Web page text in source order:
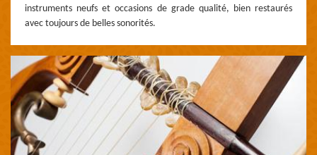
instruments neufs et occasions de grade qualité, bien restaurés
avec toujours de belles sonorités.